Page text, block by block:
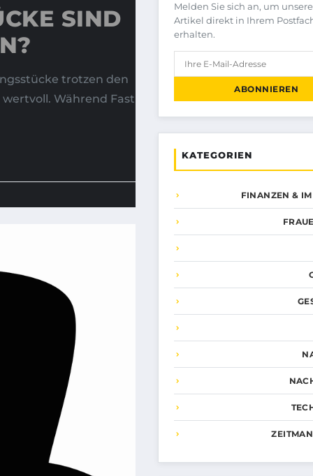
SIND
trotzen den
Während Fast
Melden Sie sich an, um
Artikel direkt in Ihrem
erhalten.
ABONNIEREN
KATEGORIEN
FINANZEN &